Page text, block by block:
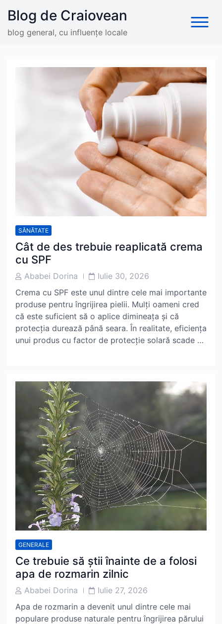
content
Blog de Craiovean
blog general, cu influențe locale
SĂNĂTATE
Cât de des trebuie reaplicată crema
cu SPF
PostAbabei Dorina
PostIulie 30, 2026
Crema cu SPF este unul dintre cele mai importante
produse pentru îngrijirea pielii. Mulți oameni cred
că este suficient să o aplice dimineața și că
protecția durează până seara. În realitate, eficiența
unui produs cu factor de protecție solară scade …
GENERALE
Ce trebuie să știi înainte de a folosi
apa de rozmarin zilnic
PostAbabei Dorina
PostIulie 27, 2026
Apa de rozmarin a devenit unul dintre cele mai
populare produse naturale pentru îngrijirea părului